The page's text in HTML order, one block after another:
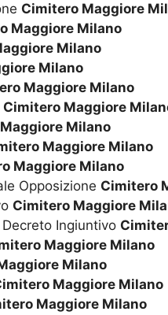
Cimitero Maggiore
Maggiore Milano
Milano
Milano
Maggiore Milano
Cimitero Maggiore
Milano
Maggiore Milano
Maggiore Milano
Opposizione Cimitero
Cimitero Maggiore
Ingiuntivo
Maggiore Milano
Milano
Maggiore Milano
Maggiore Milano